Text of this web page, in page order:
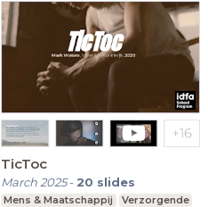
TicToc
March 2025- 20 slides
Mens & Maatschappij
Verzorgende